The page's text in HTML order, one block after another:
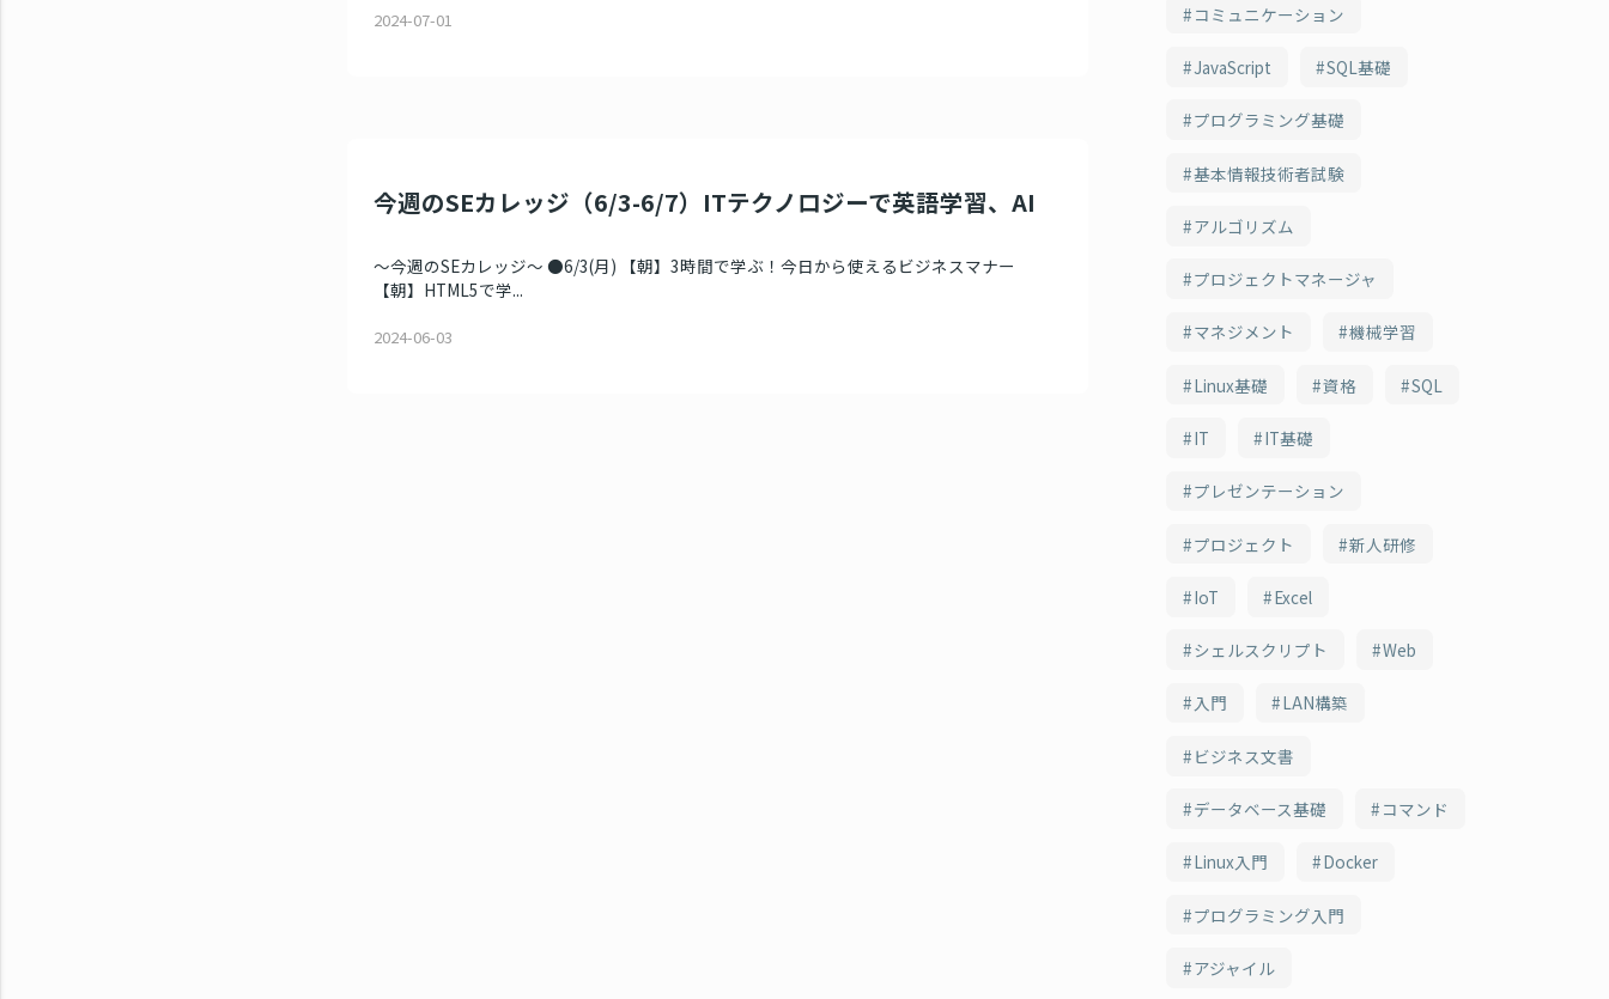
2024-07-01
今週のSEカレッジ（6/3-6/7）ITテクノロジーで英語学習、AI
～今週のSEカレッジ～ ●6/3(月) 【朝】3時間で学ぶ！今日から使えるビジネスマナー
【朝】HTML5で学...
2024-06-03
コミュニケーション
JavaScript SQL基礎
プログラミング基礎
基本情報技術者試験
アルゴリズム
プロジェクトマネージャ
マネジメント 機械学習
Linux基礎 資格 SQL
IT IT基礎
プレゼンテーション
プロジェクト 新人研修
IoT Excel
シェルスクリプト Web
入門 LAN構築
ビジネス文書
データベース基礎 コマンド
Linux入門 Docker
プログラミング入門
アジャイル